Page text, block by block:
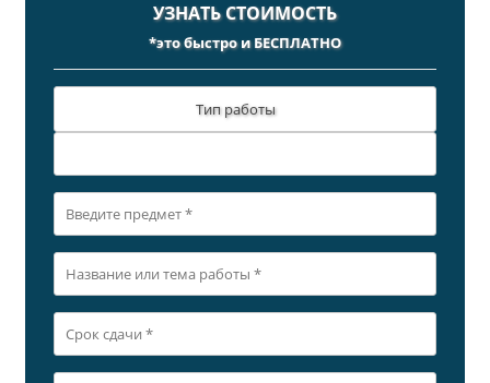
УЗНАТЬ СТОИМОСТЬ
*это быстро и БЕСПЛАТНО
Тип работы